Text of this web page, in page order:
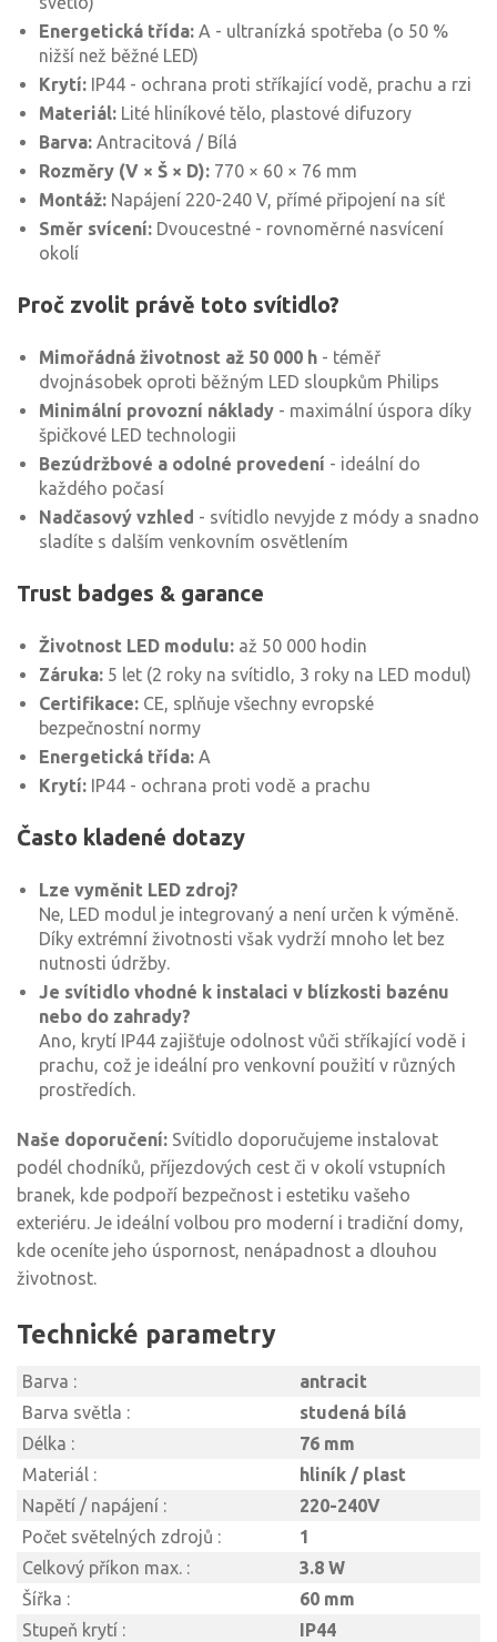
Energetická třída: A - ultranízká spotřeba (o 50 %
nižší než běžné LED)
Krytí: IP44 - ochrana proti stříkající vodě, prachu a rzi
Materiál: Lité hliníkové tělo, plastové difuzory
Barva: Antracitová / Bílá
Rozměry (V × Š × D): 770 × 60 × 76 mm
Montáž: Napájení 220-240 V, přímé připojení na síť
Směr svícení: Dvoucestné - rovnoměrné nasvícení
okolí
Proč zvolit právě toto svítidlo?
Mimořádná životnost až 50 000 h - téměř
dvojnásobek oproti běžným LED sloupkům Philips
Minimální provozní náklady - maximální úspora díky
špičkové LED technologii
Bezúdržbové a odolné provedení - ideální do
každého počasí
Nadčasový vzhled - svítidlo nevyjde z módy a snadno
sladíte s dalším venkovním osvětlením
Trust badges & garance
Životnost LED modulu: až 50 000 hodin
Záruka: 5 let (2 roky na svítidlo, 3 roky na LED modul)
Certifikace: CE, splňuje všechny evropské
bezpečnostní normy
Energetická třída: A
Krytí: IP44 - ochrana proti vodě a prachu
Často kladené dotazy
Lze vyměnit LED zdroj?
Ne, LED modul je integrovaný a není určen k výměně.
Díky extrémní životnosti však vydrží mnoho let bez
nutnosti údržby.
Je svítidlo vhodné k instalaci v blízkosti bazénu
nebo do zahrady?
Ano, krytí IP44 zajišťuje odolnost vůči stříkající vodě i
prachu, což je ideální pro venkovní použití v různých
prostředích.
Naše doporučení: Svítidlo doporučujeme instalovat
podél chodníků, příjezdových cest či v okolí vstupních
branek, kde podpoří bezpečnost i estetiku vašeho
exteriéru. Je ideální volbou pro moderní i tradiční domy,
kde oceníte jeho úspornost, nenápadnost a dlouhou
životnost.
Technické parametry
Barva :
antracit
Barva světla :
studená bílá
Délka :
76 mm
Materiál :
hliník / plast
Napětí / napájení :
220-240V
Počet světelných zdrojů :
1
Celkový příkon max. :
3.8 W
Šířka :
60 mm
Stupeň krytí :
IP44